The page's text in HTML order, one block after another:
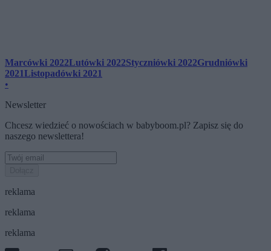
Marcówki 2022Lutówki 2022Styczniówki 2022Grudniówki
2021Listopadówki 2021
•
Newsletter
Chcesz wiedzieć o nowościach w babyboom.pl? Zapisz się do
naszego newslettera!
reklama
reklama
reklama